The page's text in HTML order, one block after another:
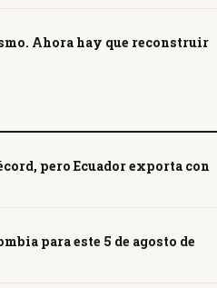
Ahora hay que reconstruir
pero Ecuador exporta con
para este 5 de agosto de